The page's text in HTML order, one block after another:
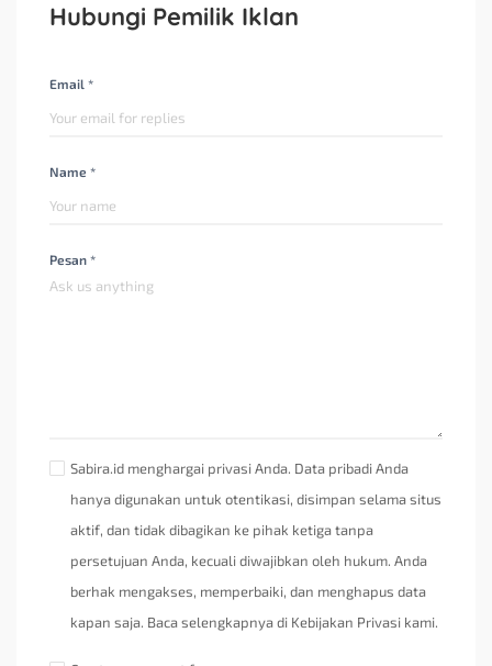
Hubungi Pemilik Iklan
Email *
Name *
Pesan *
Sabira.id menghargai privasi Anda. Data pribadi Anda
hanya digunakan untuk otentikasi, disimpan selama situs
aktif, dan tidak dibagikan ke pihak ketiga tanpa
persetujuan Anda, kecuali diwajibkan oleh hukum. Anda
berhak mengakses, memperbaiki, dan menghapus data
kapan saja. Baca selengkapnya di Kebijakan Privasi kami.